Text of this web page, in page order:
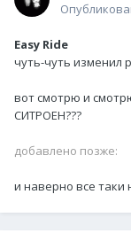
Easy Ride
чуть-чуть изменил
вот смотрю и
СИТРОЕН???
добавлено позже:
и наверно все таки